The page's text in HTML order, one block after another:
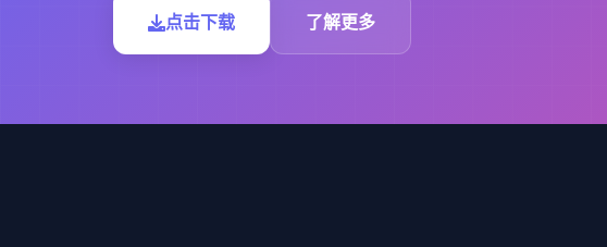
点击下载 了解更多